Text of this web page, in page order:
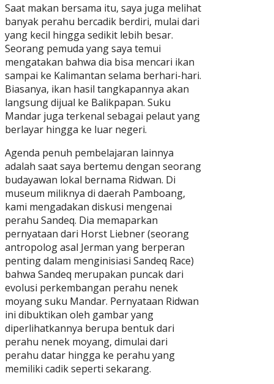
Saat makan bersama itu, saya juga melihat
banyak perahu bercadik berdiri, mulai dari
yang kecil hingga sedikit lebih besar.
Seorang pemuda yang saya temui
mengatakan bahwa dia bisa mencari ikan
sampai ke Kalimantan selama berhari-hari.
Biasanya, ikan hasil tangkapannya akan
langsung dijual ke Balikpapan. Suku
Mandar juga terkenal sebagai pelaut yang
berlayar hingga ke luar negeri.
Agenda penuh pembelajaran lainnya
adalah saat saya bertemu dengan seorang
budayawan lokal bernama Ridwan. Di
museum miliknya di daerah Pamboang,
kami mengadakan diskusi mengenai
perahu Sandeq. Dia memaparkan
pernyataan dari Horst Liebner (seorang
antropolog asal Jerman yang berperan
penting dalam menginisiasi Sandeq Race)
bahwa Sandeq merupakan puncak dari
evolusi perkembangan perahu nenek
moyang suku Mandar. Pernyataan Ridwan
ini dibuktikan oleh gambar yang
diperlihatkannya berupa bentuk dari
perahu nenek moyang, dimulai dari
perahu datar hingga ke perahu yang
memiliki cadik seperti sekarang.